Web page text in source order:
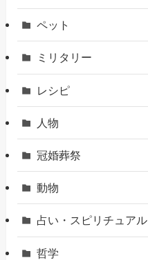
ペット
ミリタリー
レシピ
人物
冠婚葬祭
動物
占い・スピリチュアル
哲学